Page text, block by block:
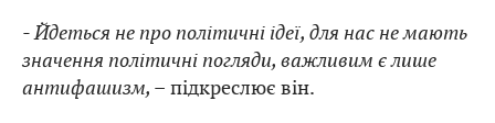
- Йдеться не про політичні ідеї, для нас не мають
значення політичні погляди, важливим є лише
антифашизм, – підкреслює він.